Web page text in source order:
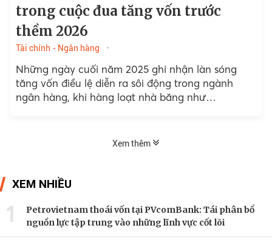
trong cuộc đua tăng vốn trước
thềm 2026
Tài chính - Ngân hàng
Những ngày cuối năm 2025 ghi nhận làn sóng
tăng vốn điều lệ diễn ra sôi động trong ngành
ngân hàng, khi hàng loạt nhà băng như
Xem thêm
XEM NHIỀU
1
Petrovietnam thoái vốn tại PVcomBank: Tái phân bổ
nguồn lực tập trung vào những lĩnh vực cốt lõi